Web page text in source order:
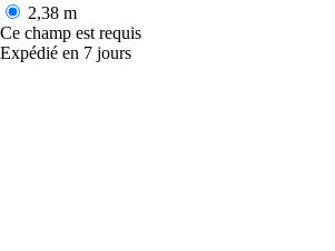
2,38 m
Ce champ est requis
Expédié en 7 jours